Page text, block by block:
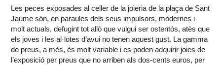
Les peces exposades al celler de la joieria de la plaça de Sant
Jaume són, en paraules dels seus impulsors, modernes i
molt actuals, defugint tot allò que vulgui ser ostentós, atès que
els joves i les al·lotes d’avui no tenen aquest gust. La gamma
de preus, a més, és molt variable i es poden adquirir joies de
l’exposició per preus que no arriben als dos-cents euros, per